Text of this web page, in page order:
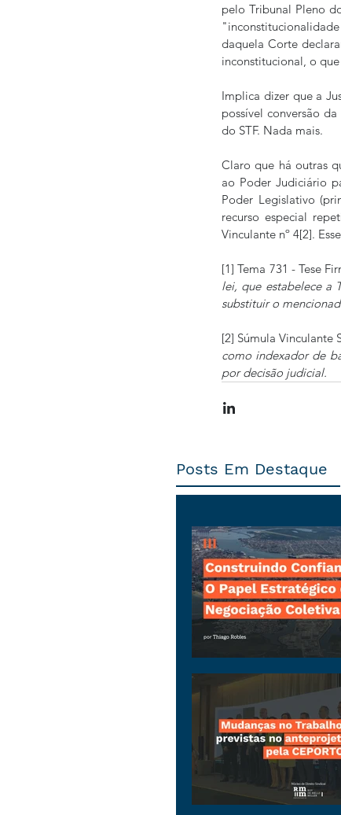
pelo Tribunal Pleno
daquela Corte
inconstitucional, o
Implica dizer que a
possível conversão
do STF. Nada mais.
Claro que há outras
ao Poder Judiciário
Poder Legislativo
recurso especial
Vinculante nº 4[2].
[1] Tema 731 - Tese
lei, que estabelece a
substituir o
[2] Súmula Vinculante
como indexador de
por decisão judicial.
Posts Em Destaque